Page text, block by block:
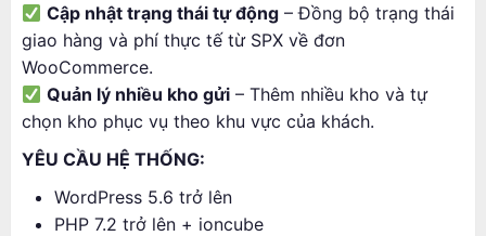
Cập nhật trạng thái tự động – Đồng bộ trạng thái
giao hàng và phí thực tế từ SPX về đơn
WooCommerce.
Quản lý nhiều kho gửi – Thêm nhiều kho và tự
chọn kho phục vụ theo khu vực của khách.
YÊU CẦU HỆ THỐNG:
WordPress 5.6 trở lên
PHP 7.2 trở lên + ioncube